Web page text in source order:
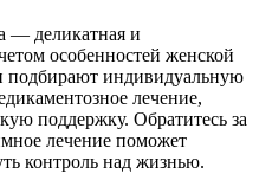
— деликатная и
особенностей женской
подбирают индивидуальную
лечение,
поддержку. Обратитесь за
лечение поможет
контроль над жизнью.